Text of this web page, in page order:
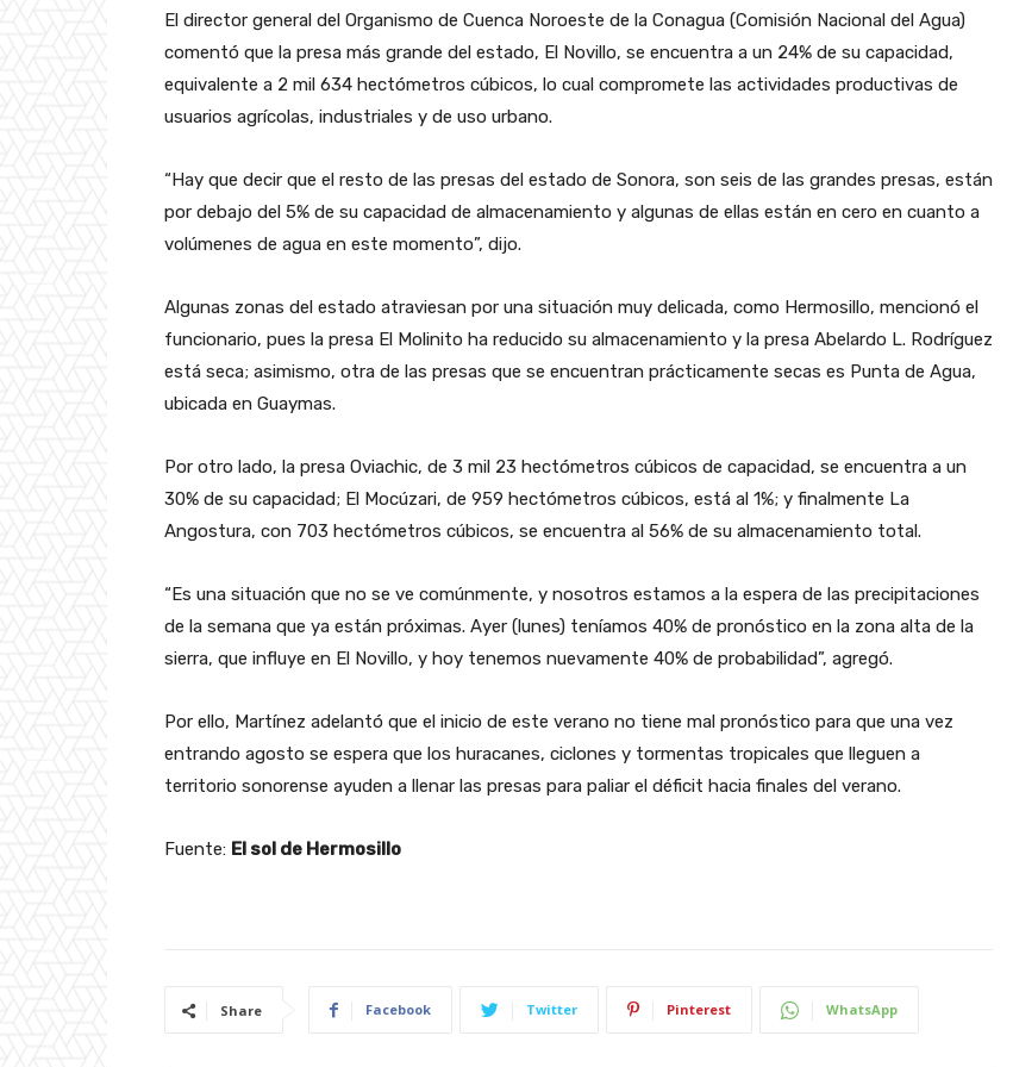
El director general del Organismo de Cuenca Noroeste de la Conagua (Comisión Nacional del Agua)
comentó que la presa más grande del estado, El Novillo, se encuentra a un 24% de su capacidad,
equivalente a 2 mil 634 hectómetros cúbicos, lo cual compromete las actividades productivas de
usuarios agrícolas, industriales y de uso urbano.
“Hay que decir que el resto de las presas del estado de Sonora, son seis de las grandes presas, están
por debajo del 5% de su capacidad de almacenamiento y algunas de ellas están en cero en cuanto a
volúmenes de agua en este momento”, dijo.
Algunas zonas del estado atraviesan por una situación muy delicada, como Hermosillo, mencionó el
funcionario, pues la presa El Molinito ha reducido su almacenamiento y la presa Abelardo L. Rodríguez
está seca; asimismo, otra de las presas que se encuentran prácticamente secas es Punta de Agua,
ubicada en Guaymas.
Por otro lado, la presa Oviachic, de 3 mil 23 hectómetros cúbicos de capacidad, se encuentra a un
30% de su capacidad; El Mocúzari, de 959 hectómetros cúbicos, está al 1%; y finalmente La
Angostura, con 703 hectómetros cúbicos, se encuentra al 56% de su almacenamiento total.
“Es una situación que no se ve comúnmente, y nosotros estamos a la espera de las precipitaciones
de la semana que ya están próximas. Ayer (lunes) teníamos 40% de pronóstico en la zona alta de la
sierra, que influye en El Novillo, y hoy tenemos nuevamente 40% de probabilidad”, agregó.
Por ello, Martínez adelantó que el inicio de este verano no tiene mal pronóstico para que una vez
entrando agosto se espera que los huracanes, ciclones y tormentas tropicales que lleguen a
territorio sonorense ayuden a llenar las presas para paliar el déficit hacia finales del verano.
Fuente: El sol de Hermosillo
Share Facebook Twitter Pinterest WhatsApp